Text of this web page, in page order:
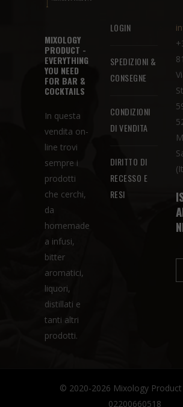
MIXOLOGY
PRODUCT -
EVERYTHING
YOU NEED
FOR BAR &
COCKTAILS
In questa
vendita on-
line trovi
sempre i
prodotti
che cerchi,
da
homemade
a infusi,
bitter
aromatici,
liquori,
distillati e
tanti altri
prodotti.
LOGIN
SPEDIZIONI &
CONSEGNE
CONDIZIONI
DI VENDITA
DIRITTO DI
RECESSO E
RESI
© 2020-2026 Mixology Product
02200660518